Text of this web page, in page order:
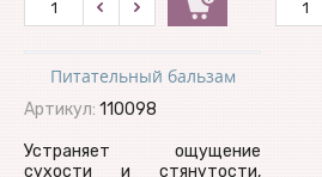
Питательный бальзам
Артикул: 110098
Устраняет ощущение
сухости и стянутости,